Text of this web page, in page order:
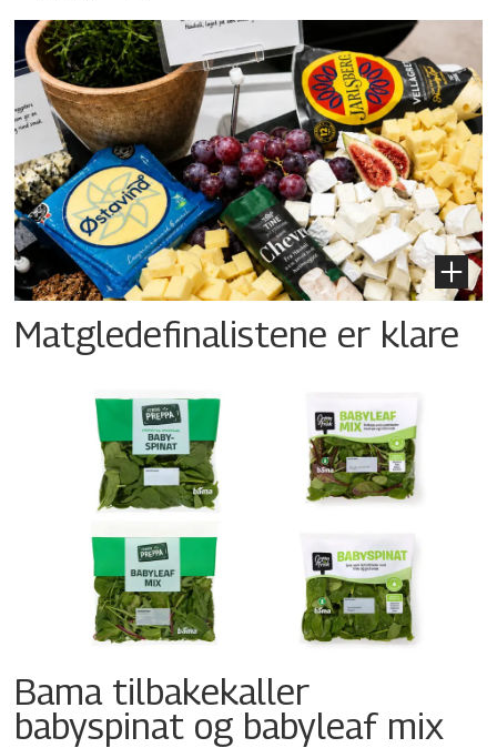
Matgledefinalistene er klare
Bama tilbakekaller
babyspinat og babyleaf mix